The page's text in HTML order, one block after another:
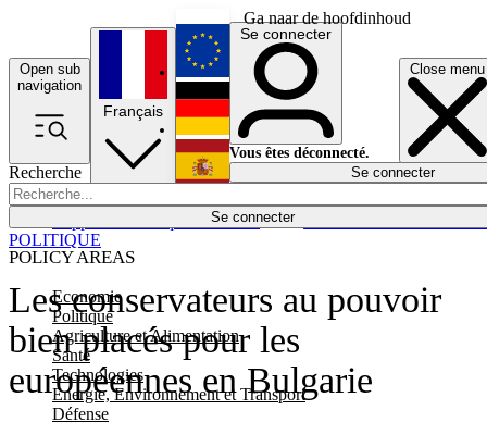
Ga naar de hoofdinhoud
Open sub
navigation
Close menu
Recherche
Se connecter
POLICY AREAS
Economie
Politique
Agriculture et Alimentation
Santé
Technologies
Energie, Environnement et Transport
Défense
Économie
Français
English
Deutsch
Español
Se connecter
Vous êtes déconnecté.
Se connecter
Les conservateurs au pouvoir
bien placés pour les
européennes en Bulgarie
POLITIQUE